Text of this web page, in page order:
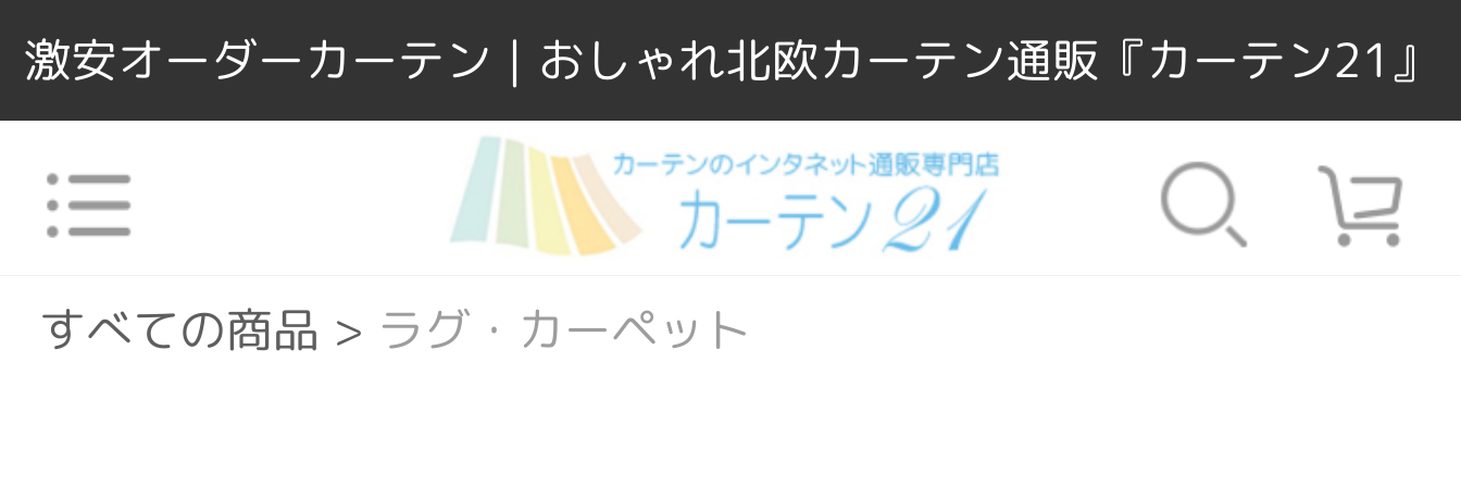
激安オーダーカーテン｜おしゃれ北欧カーテン通販『カーテン21』
すべての商品 > ラグ・カーペット